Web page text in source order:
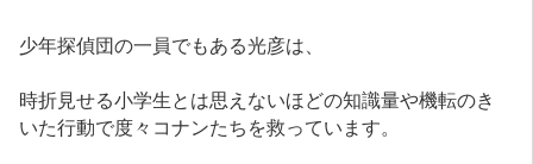
少年探偵団の一員でもある光彦は、
時折見せる小学生とは思えないほどの知識量や機転のき
いた行動で度々コナンたちを救っています。